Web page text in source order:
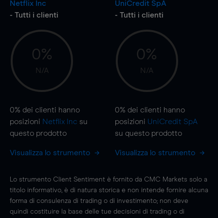
Netflix Inc
- Tutti i clienti
0%
N/A
0% dei clienti hanno
posizioni Netflix Inc su
questo prodotto
Visualizza lo strumento
UniCredit SpA
- Tutti i clienti
0%
N/A
0% dei clienti hanno
posizioni UniCredit SpA
su questo prodotto
Visualizza lo strumento
Lo strumento Client Sentiment è fornito da CMC Markets solo a
titolo informativo, è di natura storica e non intende fornire alcuna
forma di consulenza di trading o di investimento; non deve
quindi costituire la base delle tue decisioni di trading o di